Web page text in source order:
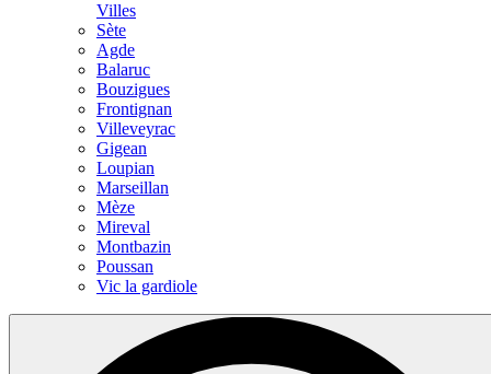
Villes
Sète
Agde
Balaruc
Bouzigues
Frontignan
Villeveyrac
Gigean
Loupian
Marseillan
Mèze
Mireval
Montbazin
Poussan
Vic la gardiole